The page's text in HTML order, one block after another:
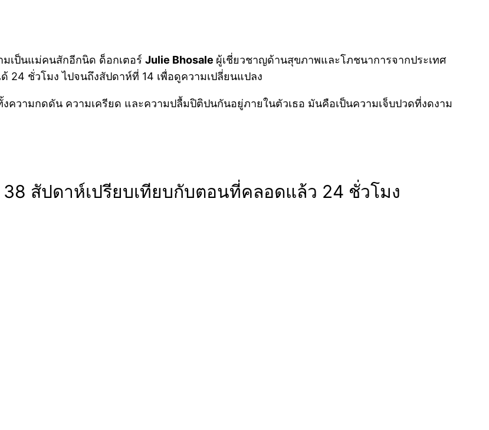
มเป็นแม่คนสักอีกนิด ด็อกเตอร์​ Julie Bhosale ผู้เชี่ยวชาญด้านสุขภาพและโภชนาการจากประเทศ
ชั่วโมง ไปจนถึงสัปดาห์ที่ 14 เพื่อดูความเปลี่ยนแปลง
ความกดดัน ความเครียด และความปลื้มปิติปนกันอยู่ภายในตัวเธอ มันคือเป็นความเจ็บปวดที่งดงาม
สัปดาห์เปรียบเทียบกับตอนที่คลอดแล้ว 24 ชั่วโมง